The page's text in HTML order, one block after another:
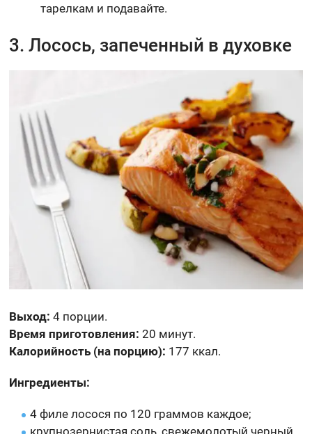
тарелкам и подавайте.
3. Лосось, запеченный в духовке
Выход: 4 порции.
Время приготовления: 20 минут.
Калорийность (на порцию): 177 ккал.
Ингредиенты:
4 филе лосося по 120 граммов каждое;